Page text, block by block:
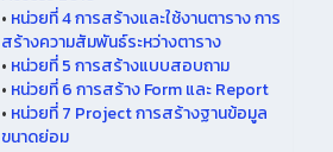
• หน่วยที่ 4 การสร้างและใช้งานตาราง การ
สร้างความสัมพันธ์ระหว่างตาราง
• หน่วยที่ 5 การสร้างแบบสอบถาม
• หน่วยที่ 6 การสร้าง Form และ Report
• หน่วยที่ 7 Project การสร้างฐานข้อมูล
ขนาดย่อม